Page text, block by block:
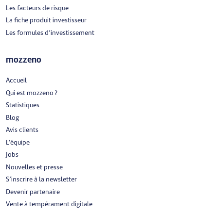
Les facteurs de risque
La fiche produit investisseur
Les formules d’investissement
mozzeno
Accueil
Qui est mozzeno ?
Statistiques
Blog
Avis clients
L'équipe
Jobs
Nouvelles et presse
S’inscrire à la newsletter
Devenir partenaire
Vente à tempérament digitale